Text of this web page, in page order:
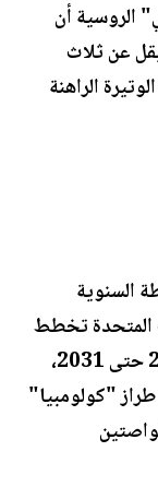
الروسية أن
عن ثلاث
الراهنة
السنوية
المتحدة تخطط
خلال الفترة الممتدة من السنة المالية 2027 حتى 2031،
"كولومبيا"